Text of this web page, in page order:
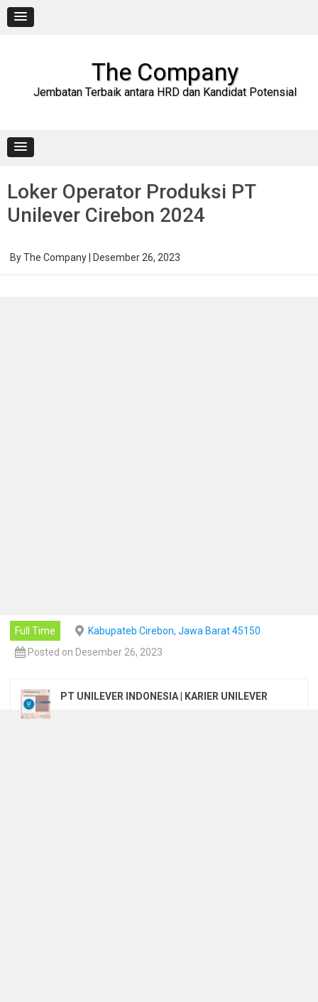
content
The Company
Jembatan Terbaik antara HRD dan Kandidat Potensial
Loker Operator Produksi PT
Unilever Cirebon 2024
ByThe Company Desember 26, 2023
Full Time
Kabupateb Cirebon, Jawa Barat 45150
Posted on Desember 26, 2023
PT UNILEVER INDONESIA | KARIER UNILEVER